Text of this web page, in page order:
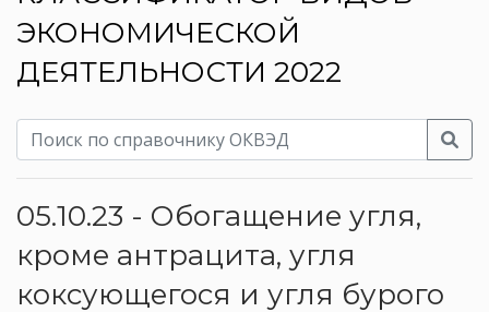
ЭКОНОМИЧЕСКОЙ
ДЕЯТЕЛЬНОСТИ 2022
05.10.23 - Обогащение угля,
кроме антрацита, угля
коксующегося и угля бурого